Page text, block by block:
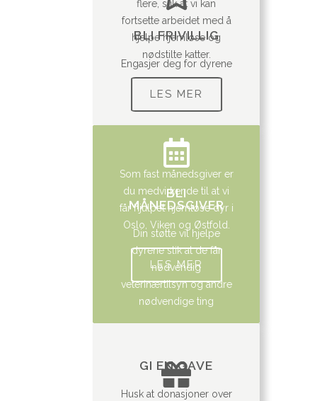
BLI FRIVILLIG
Engasjer deg for dyrene
flere, slik at vi kan
fortsette arbeidet med å
hjelpe hjemløse og
nødstilte katter.
LES MER
BLI
MÅNEDSGIVER
Din støtte vil hjelpe
dyrene slik at de får
nødvendig
veterinærtilsyn og andre
nødvendige ting
Som fast månedsgiver er
du medvirkende til at vi
får hjulpet hjemløse dyr i
Oslo, Viken og Østfold.
LES MER
GI EN GAVE
Husk at donasjoner over